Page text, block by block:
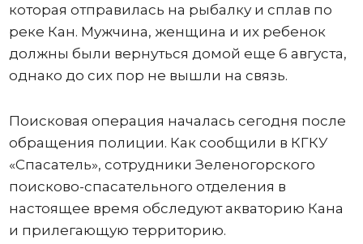
которая отправилась на рыбалку и сплав по
реке Кан. Мужчина, женщина и их ребенок
должны были вернуться домой еще 6 августа,
однако до сих пор не вышли на связь.
Поисковая операция началась сегодня после
обращения полиции. Как сообщили в КГКУ
«Спасатель», сотрудники Зеленогорского
поисково-спасательного отделения в
настоящее время обследуют акваторию Кана
и прилегающую территорию.